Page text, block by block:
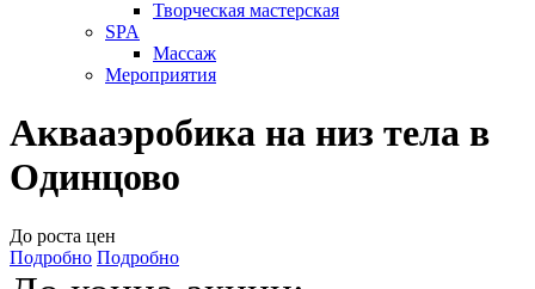
Творческая мастерская
SPA
Массаж
Мероприятия
Аквааэробика на низ тела в
Одинцово
До роста цен
Подробно Подробно